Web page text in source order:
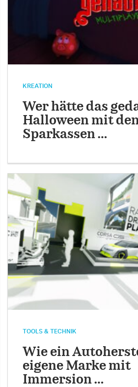
KREATION
Wer hätte das
Halloween mit
Sparkassen …
TOOLS & TECHNIK
Wie ein
eigene Marke mit
Immersion …